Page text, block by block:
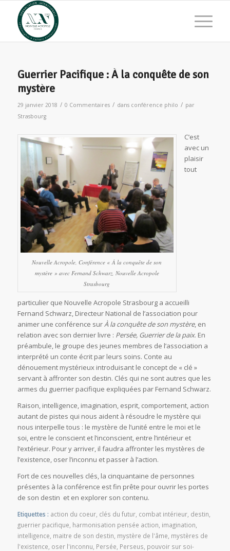
Guerrier Pacifique : À la conquête de son
mystère
29 janvier 2018 / 0 Commentaires / dans conférence philo / par
Strasbourg
Nouvelle Acropole, Conférence « À la conquête de son
mystère » avec Fernand Schwarz, Nouvelle Acropole
Strasbourg
C’est
avec un
plaisir
tout
particulier que Nouvelle Acropole Strasbourg a accueilli
Fernand Schwarz, Directeur National de l’association pour
animer une conférence sur À la conquête de son mystère, en
relation avec son dernier livre : Persée, Guerrier de la paix. En
préambule, le groupe des jeunes membres de l’association a
interprété un conte écrit par leurs soins. Conte au
dénouement mystérieux introduisant le concept de « clé »
servant à affronter son destin. Clés qui ne sont autres que les
armes du guerrier pacifique expliquées par Fernand Schwarz.
Raison, intelligence, imagination, esprit, comportement, action
autant de pistes qui nous aident à résoudre le mystère qui
nous interpelle tous : le mystère de l’unité entre le moi et le
soi, entre le conscient et l’inconscient, entre l’intérieur et
l’extérieur. Pour y arriver, il faudra affronter les mystères de
l’existence, oser l’inconnu et passer à l’action.
Fort de ces nouvelles clés, la cinquantaine de personnes
présentes à la conférence est fin prête pour ouvrir les portes
de son destin et en explorer son contenu.
Etiquettes : action du coeur, clés du futur, combat intérieur, destin
guerrier pacifique harmonisation pensée action imagination
intelligence maitre de son destin mystère de l'âme mystères de
l'existence oser l'inconnu Persée Perseus pouvoir sur soi-